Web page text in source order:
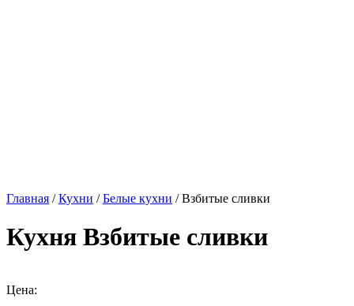
Главная /Кухни /Белые кухни / Взбитые сливки
Кухня Взбитые сливки
Цена: